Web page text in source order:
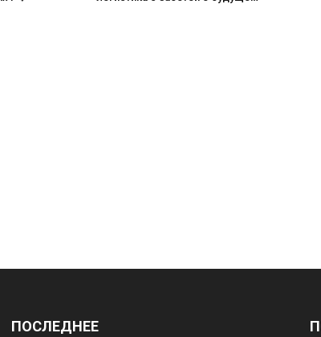
ПОСЛЕДНЕЕ